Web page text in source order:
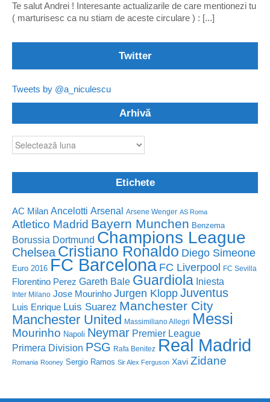
Te salut Andrei ! Interesante actualizarile de care mentionezi tu
( marturisesc ca nu stiam de aceste circulare ) : [...]
Twitter
Tweets by @a_niculescu
Arhivă
Etichete
AC Milan Ancelotti Arsenal Arsene Wenger AS Roma
Atletico Madrid Bayern Munchen Benzema
Borussia Dortmund Champions League
Chelsea Cristiano Ronaldo Diego Simeone
Euro 2016 FC Barcelona FC Liverpool FC Sevilla
Florentino Perez Gareth Bale Guardiola Iniesta
Inter Milano Jose Mourinho Jurgen Klopp Juventus
Luis Enrique Luis Suarez Manchester City
Manchester United Massimiliano Allegri Messi
Mourinho Napoli Neymar Premier League
Primera Division PSG Rafa Benitez Real Madrid
Romania Rooney Sergio Ramos Sir Alex Ferguson Xavi Zidane